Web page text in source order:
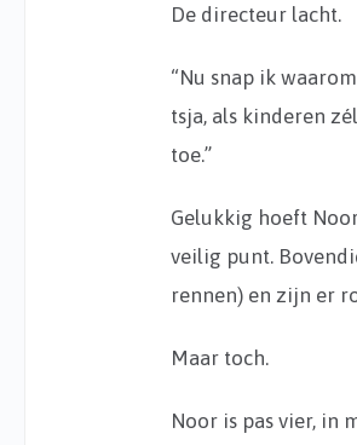
De directeur lacht.
“Nu snap ik
tsja, als kinderen
toe.”
Gelukkig hoeft
veilig punt.
rennen) en zijn er
Maar toch.
Noor is pas vier, in